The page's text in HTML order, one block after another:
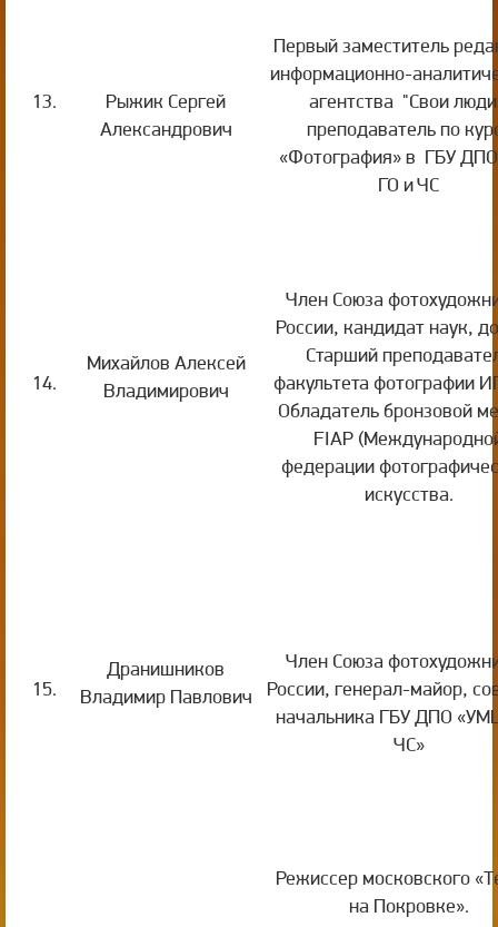
13.
Рыжик Сергей
Александрович
Первый заместитель
информационно-
агентства "Свои
преподаватель по
«Фотография» в ГБУ
ГО и ЧС
14.
Михайлов Алексей
Владимирович
Член Союза
России, кандидат наук,
Старший
факультета фотографии
Обладатель бронзовой
FIAP
федерации
искусства.
15.
Дранишников
Владимир Павлович
Член Союза
России, генерал-майор,
начальника ГБУ ДПО
ЧС»
Режиссер московского
на Покровке».